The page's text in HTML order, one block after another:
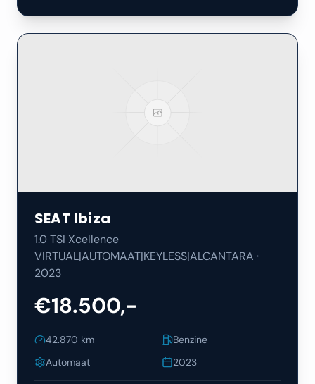
SEAT Ibiza
1.0 TSI Xcellence
VIRTUAL|AUTOMAAT|KEYLESS|ALCANTARA ·
2023
€18.500,-
42.870 km
Benzine
Automaat
2023